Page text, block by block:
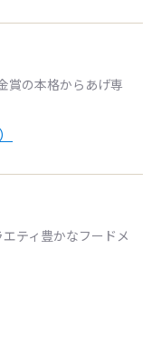
賞の本格からあげ専
ティ豊かなフードメ